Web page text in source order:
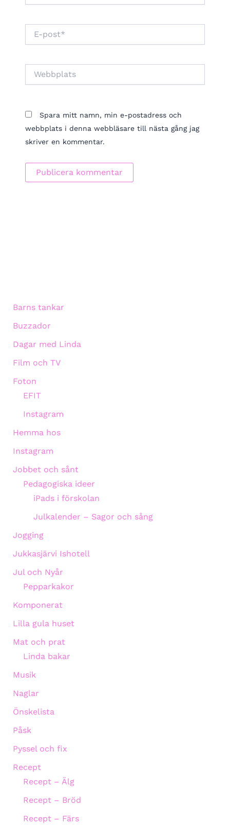
post*
Spara mitt namn, min e-postadress och
webbplats i denna webbläsare till nästa gång jag
skriver en kommentar.
Barns tankar
Buzzador
Dagar med Linda
Film och TV
Foton
EFIT
Instagram
Hemma hos
Instagram
Jobbet och sånt
Pedagogiska ideer
iPads i förskolan
Julkalender – Sagor och sång
Jogging
Jukkasjärvi Ishotell
Jul och Nyår
Pepparkakor
Komponerat
Lilla gula huset
Mat och prat
Linda bakar
Musik
Naglar
Önskelista
Påsk
Pyssel och fix
Recept
Recept – Älg
Recept – Bröd
Recept – Färs